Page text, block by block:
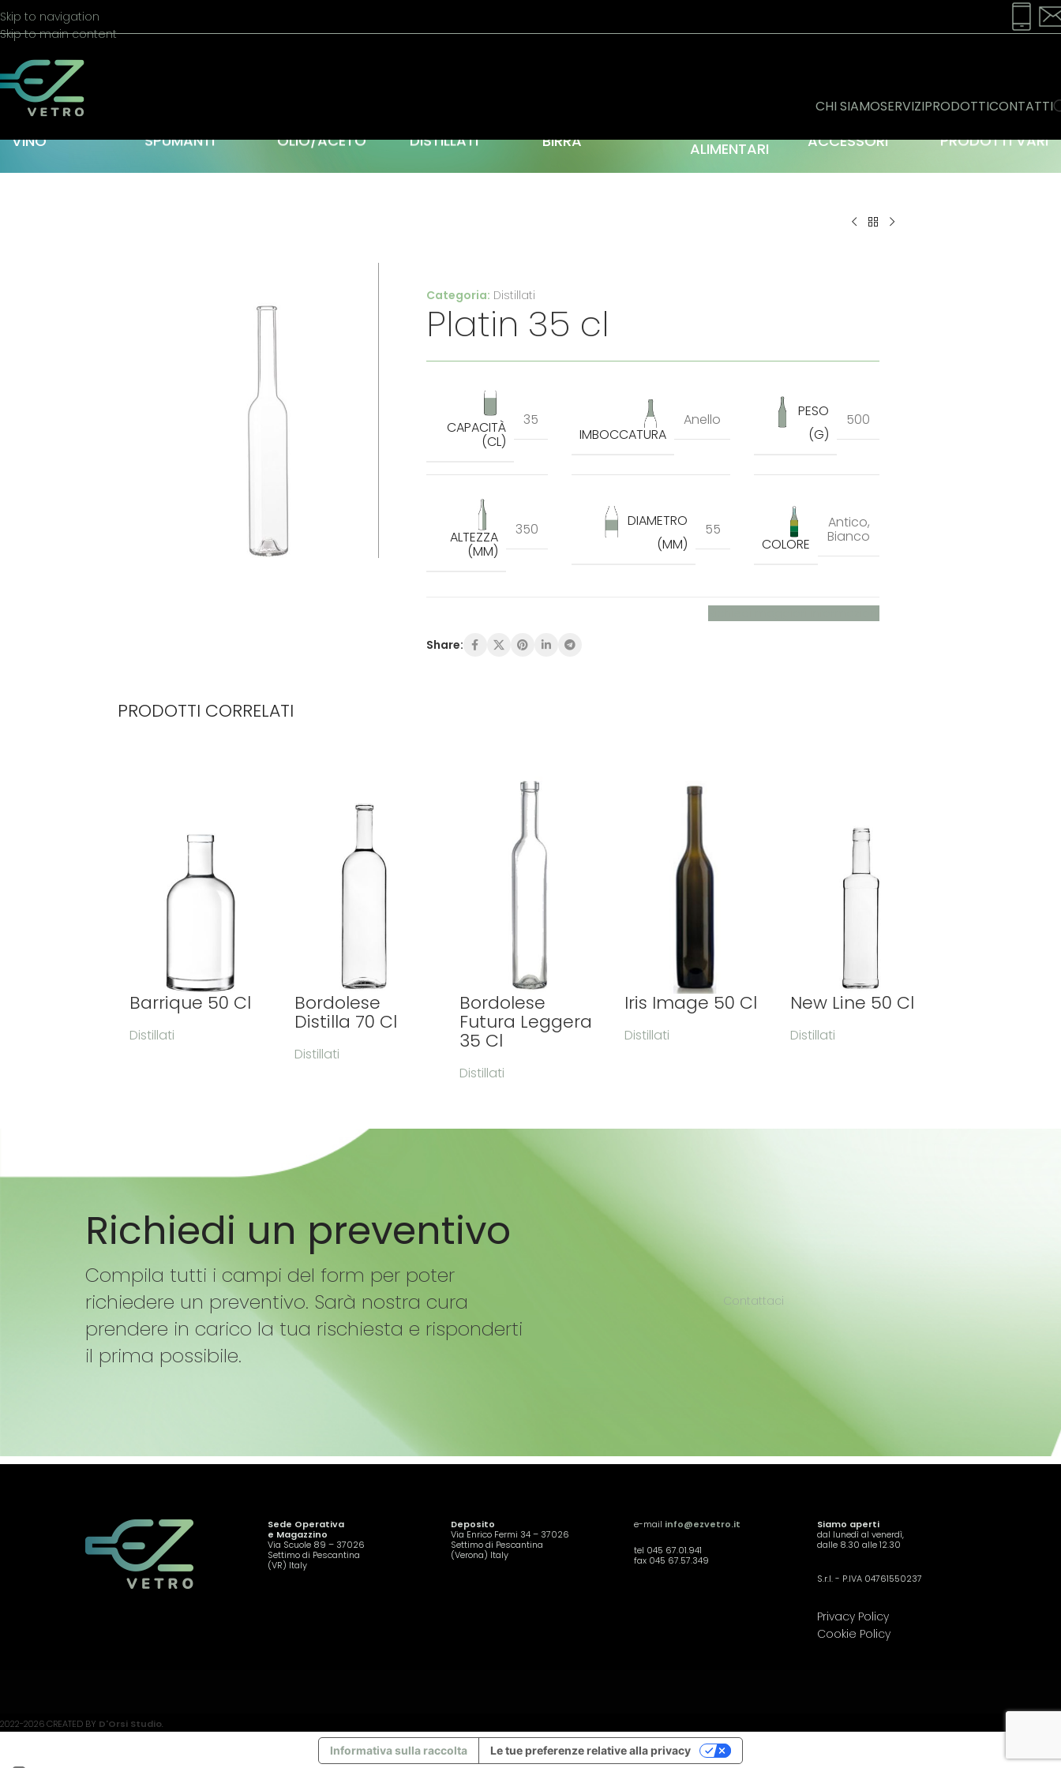
Skip to navigation
Skip to main content
CHI SIAMOSERVIZIPRODOTTICONTATTI
VINO SPUMANTI OLIO/ACETO DISTILLATI BIRRA
ALIMENTARI
ACCESSORI PRODOTTI VARI
Categoria: Distillati
Platin 35 cl
CAPACITÀ
(CL)
35
IMBOCCATURA
Anello
PESO
(G)
500
ALTEZZA
(MM)
350
DIAMETRO
(MM)
55
COLORE
Antico,
Bianco
Share:
PRODOTTI CORRELATI
Barrique 50 Cl
Distillati
Bordolese
Distilla 70 Cl
Distillati
Bordolese
Futura Leggera
35 Cl
Distillati
Iris Image 50 Cl
Distillati
New Line 50 Cl
Distillati
Richiedi un preventivo
Compila tutti i campi del form per poter
richiedere un preventivo. Sarà nostra cura
prendere in carico la tua rischiesta e risponderti
il prima possibile.
Contattaci
Sede Operativa
e Magazzino
Via Scuole 89 – 37026
Settimo di Pescantina
(VR) Italy
Deposito
Via Enrico Fermi 34 – 37026
Settimo di Pescantina
(Verona) Italy
e-mail info@ezvetro.it
tel 045 67.01.941
fax 045 67.57.349
Siamo aperti
dal lunedì al venerdì,
dalle 8.30 alle 12.30
S.r.l. - P.IVA 04761550237
Privacy Policy
Cookie Policy
2022-2026 CREATED BY D'Orsi Studio.
Informativa sulla raccolta Le tue preferenze relative alla privacy